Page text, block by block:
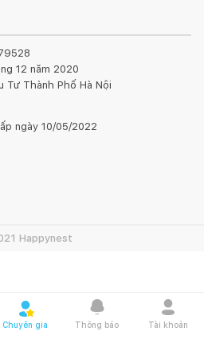
Chuyên gia Thông báo Tài khoản
12 năm 2020
Tư Thành Phố Hà Nội
ngày 10/05/2022
Happynest